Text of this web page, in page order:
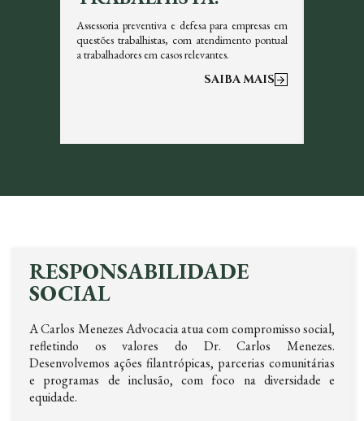
Assessoria preventiva e defesa para empresas em
questões trabalhistas, com atendimento pontual
a trabalhadores em casos relevantes.
SAIBA MAIS
RESPONSABILIDADE
SOCIAL
A Carlos Menezes Advocacia atua com compromisso social,
refletindo os valores do Dr. Carlos Menezes.
Desenvolvemos ações filantrópicas, parcerias comunitárias
e programas de inclusão, com foco na diversidade e
equidade.